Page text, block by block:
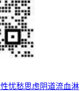
忧愁思虑阴道流血淋